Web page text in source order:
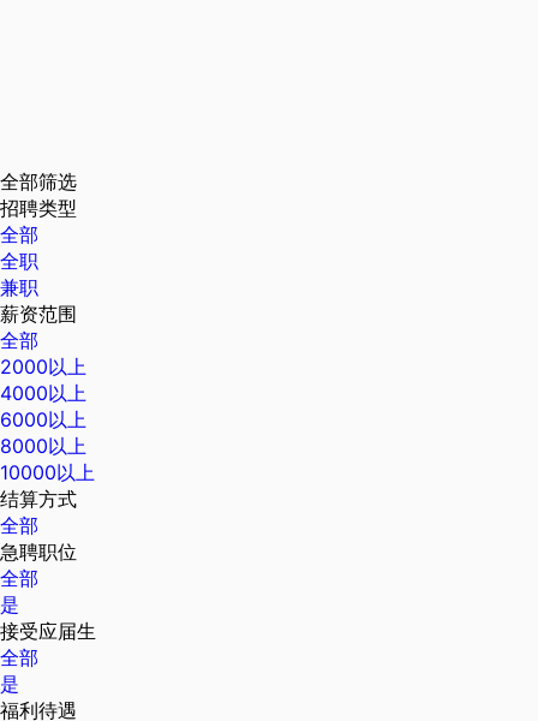
全部筛选
招聘类型
全部
全职
兼职
薪资范围
全部
2000以上
4000以上
6000以上
8000以上
10000以上
结算方式
全部
急聘职位
全部
是
接受应届生
全部
是
福利待遇